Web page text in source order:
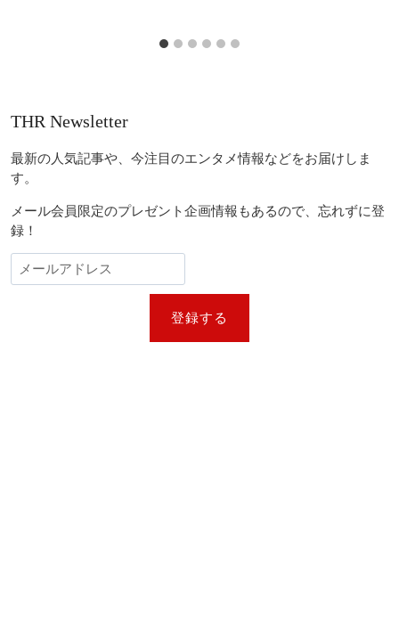
THR Newsletter
最新の人気記事や、今注目のエンタメ情報などをお届けしま
す。
メール会員限定のプレゼント企画情報もあるので、忘れずに登
録！
登録する